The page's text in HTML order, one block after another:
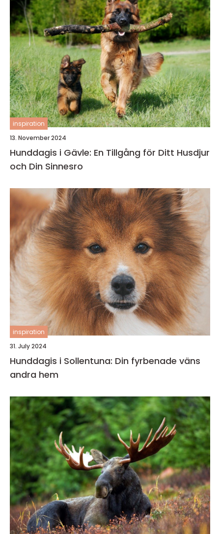
inspiration
13. November 2024
Hunddagis i Gävle: En Tillgång för Ditt Husdjur
och Din Sinnesro
inspiration
31. July 2024
Hunddagis i Sollentuna: Din fyrbenade väns
andra hem